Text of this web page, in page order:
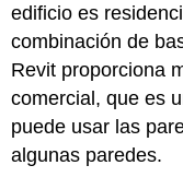
edificio es
combinación de
Revit proporciona
comercial, que es
puede usar las
algunas paredes.